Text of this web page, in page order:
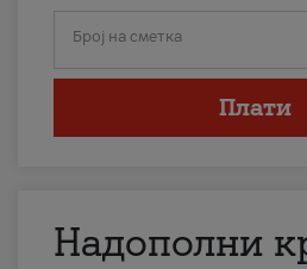
Број на сметка
Плати
Надополни